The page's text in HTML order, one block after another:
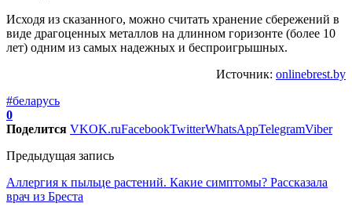
Исходя из сказанного, можно считать хранение сбережений в
виде драгоценных металлов на длинном горизонте (более 10
лет) одним из самых надежных и беспроигрышных.
Источник: onlinebrest.by
#беларусь
0
Поделится VKOK.ruFacebookTwitterWhatsAppTelegramViber
Предыдущая запись
Аллергия к пыльце растений. Какие симптомы? Рассказала
врач из Бреста